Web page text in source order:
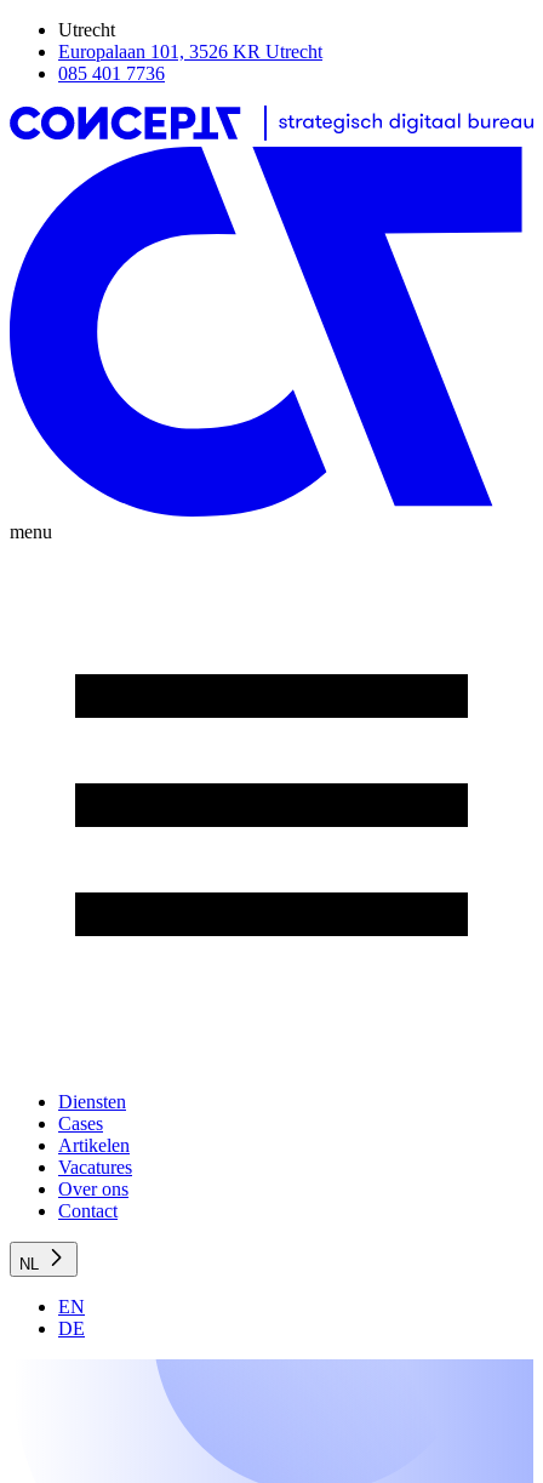
Utrecht
Europalaan 101, 3526 KR Utrecht
085 401 7736
menu
Diensten
Cases
Artikelen
Vacatures
Over ons
Contact
NL
EN
DE